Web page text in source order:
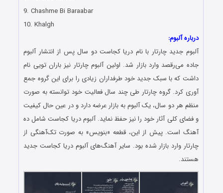
9. Chashme Bi Baraabar
10. Khalgh
درباره آلبوم:
آلبوم جدید چارتار با نام دریا کجاست دو سال پس از انتشار آلبوم
جاده می‌رقصد وارد بازار شد. اولین آلبوم چارتار نیز باران تویی نام
داشت که با سبک جدید خود طرفداران زیادی را برای این گروه جمع
آوری کرد. گروه چارتار طی چند سال فعالیت خود توانسته به صورت
منظم هر دو سال، یک آلبوم به بازار عرضه دارد و در عین حال کیفیت
و فضای کلی آثار خود را نیز حفظ نماید. آلبوم دریا کجاست شامل ده
آهنگ است. پیش از این، قطعه «بنویس» به صورت تک‌آهنگی از
چارتار وارد بازار شده بود. سایر آهنگ‌های آلبوم دریا کجاست جدید
هستند.